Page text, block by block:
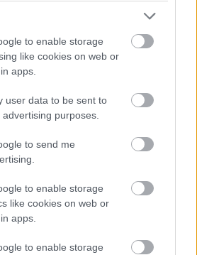
to enable storage
like cookies on web or
apps.
user data to be sent to
purposes.
to send me
to enable storage
like cookies on web or
apps.
to enable storage
Károly Egyetem sárospataki
szolgáló épület munkálataihoz már
várát modernizálják